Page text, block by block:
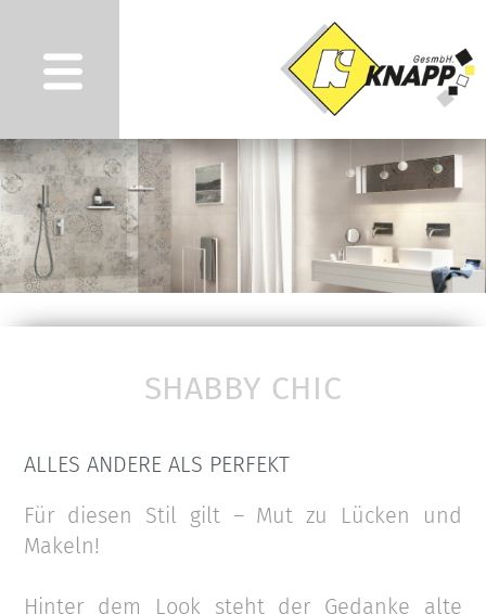
SHABBY CHIC
ALLES ANDERE ALS PERFEKT
Für diesen Stil gilt – Mut zu Lücken und
Makeln!
Hinter dem Look steht der Gedanke alte